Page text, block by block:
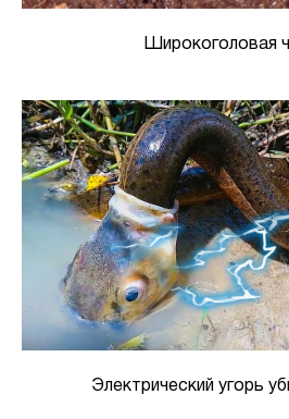
Широкоголовая
Электрический угорь